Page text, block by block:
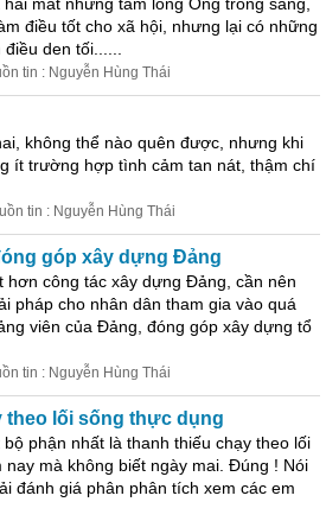
điều tốt cho xã hội, nhưng lại có những
den tối......
tin : Nguyễn Hùng Thái
không thể nào quên được, nhưng khi
ít trường hợp tình cảm tan nát, thậm chí
tin : Nguyễn Hùng Thái
góp xây dựng Đảng
công tác xây dựng Đảng, cần nên
pháp cho nhân dân tham gia vào quá
viên của Đảng, đóng góp xây dựng tổ
tin : Nguyễn Hùng Thái
lối sống thực dụng
phận nhất là thanh thiếu chạy theo lối
mà không biết ngày mai. Đúng ! Nói
đánh giá phân phân tích xem các em